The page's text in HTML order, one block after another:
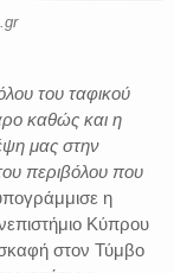
του ταφικού
καθώς και η
μας στην
περιβόλου που
η
Κύπρου
στον Τύμβο